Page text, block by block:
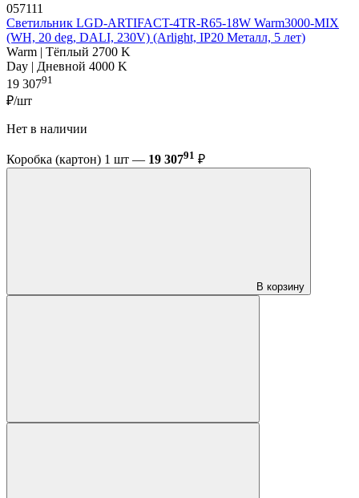
057111
Светильник LGD-ARTIFACT-4TR-R65-18W Warm3000-MIX
(WH, 20 deg, DALI, 230V) (Arlight, IP20 Металл, 5 лет)
Warm | Тёплый 2700 K
Day | Дневной 4000 K
19 30791
₽/шт
Нет в наличии
Коробка (картон) 1 шт — 19 30791 ₽
В корзину